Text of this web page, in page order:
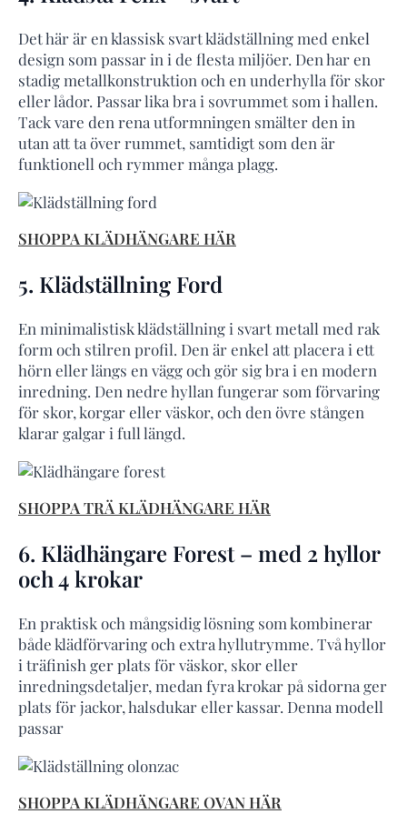
Det här är en klassisk svart klädställning med enkel
design som passar in i de flesta miljöer. Den har en
stadig metallkonstruktion och en underhylla för skor
eller lådor. Passar lika bra i sovrummet som i hallen.
Tack vare den rena utformningen smälter den in
utan att ta över rummet, samtidigt som den är
funktionell och rymmer många plagg.
SHOPPA KLÄDHÄNGARE HÄR
5. Klädställning Ford
En minimalistisk klädställning i svart metall med rak
form och stilren profil. Den är enkel att placera i ett
hörn eller längs en vägg och gör sig bra i en modern
inredning. Den nedre hyllan fungerar som förvaring
för skor, korgar eller väskor, och den övre stången
klarar galgar i full längd.
SHOPPA TRÄ KLÄDHÄNGARE HÄR
6. Klädhängare Forest – med 2 hyllor
och 4 krokar
En praktisk och mångsidig lösning som kombinerar
både klädförvaring och extra hyllutrymme. Två hyllor
i träfinish ger plats för väskor, skor eller
inredningsdetaljer, medan fyra krokar på sidorna ger
plats för jackor, halsdukar eller kassar. Denna modell
passar
SHOPPA KLÄDHÄNGARE OVAN HÄR